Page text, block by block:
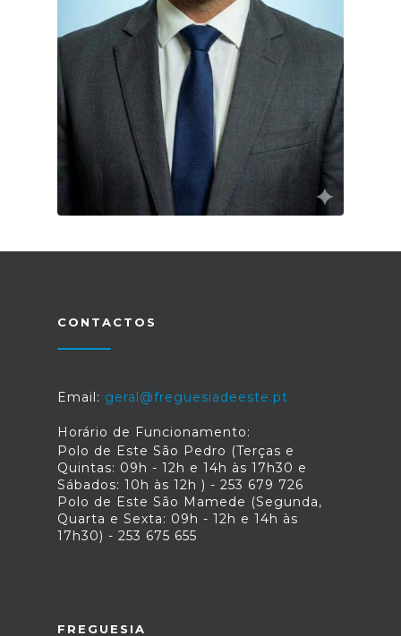
CONTACTOS
Email: geral@freguesiadeeste.pt
Horário de Funcionamento:
Polo de Este São Pedro (Terças e
Quintas: 09h - 12h e 14h às 17h30 e
Sábados: 10h às 12h ) - 253 679 726
Polo de Este São Mamede (Segunda,
Quarta e Sexta: 09h - 12h e 14h às
17h30) - 253 675 655
FREGUESIA